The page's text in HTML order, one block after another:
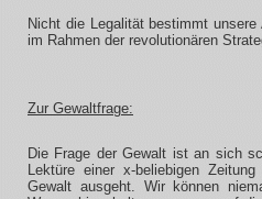
Nicht die Legalität bestimmt
im Rahmen der revolutionären
Zur Gewaltfrage:
Die Frage der Gewalt ist an sich
Lektüre einer x-beliebigen
Gewalt ausgeht. Wir können